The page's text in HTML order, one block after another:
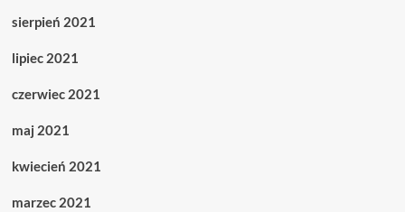
sierpień 2021
lipiec 2021
czerwiec 2021
maj 2021
kwiecień 2021
marzec 2021